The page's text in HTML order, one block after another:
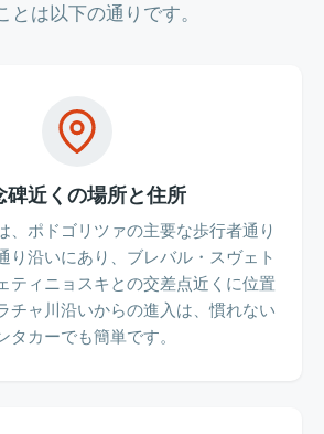
とは以下の通りです。
碑近くの場所と住所
、ポドゴリツァの主要な歩行者通り
り沿いにあり、ブレバル・スヴェト
ティニョスキとの交差点近くに位置
チャ川沿いからの進入は、慣れない
タカーでも簡単です。